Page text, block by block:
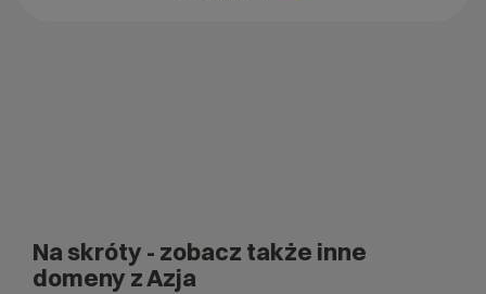
Na skróty - zobacz także inne
domeny z Azja